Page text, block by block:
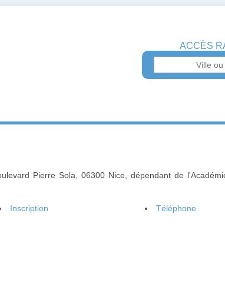
ACCÈS
Pierre Sola, 06300 Nice, dépendant de
Inscription Téléphone